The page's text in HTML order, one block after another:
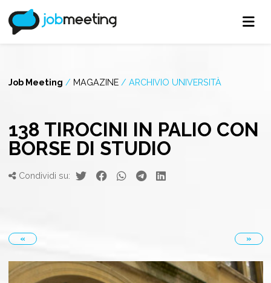
Job Meeting / MAGAZINE / ARCHIVIO UNIVERSITÀ
138 TIROCINI IN PALIO CON
BORSE DI STUDIO
Condividi su:
« »